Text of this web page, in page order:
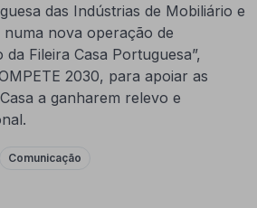
das Indústrias de Mobiliário e
nova operação de
Fileira Casa Portuguesa”,
2030, para apoiar as
a ganharem relevo e
Comunicação